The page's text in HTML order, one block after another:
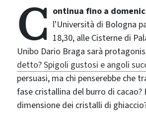
C ontinua fino a
l'Università di Bologna
18,30, alle Cisterne di
Unibo Dario Braga sarà
detto? Spigoli gustosi e angoli
persuasi, ma chi penserebbe che
fase cristallina del burro di
dimensione dei cristalli di